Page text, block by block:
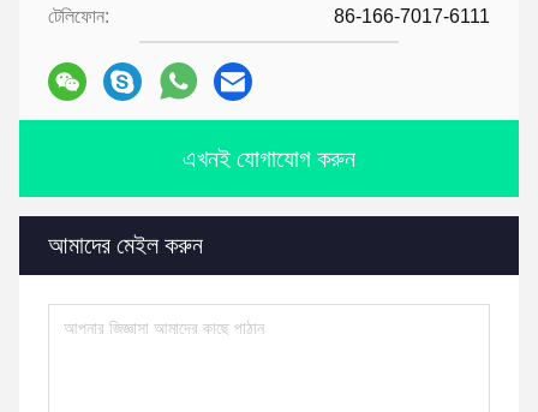
টেলিফোন: 86-166-7017-6111
এখনই যোগাযোগ করুন
আমাদের মেইল করুন